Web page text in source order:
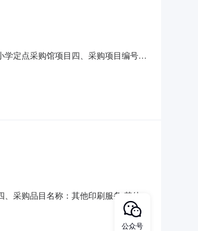
定点采购馆项目四、采购项目编号：
系电话：1898511721
采购品目名称：其他印刷服务,其他印
方式：9八、备案时间：2026-08-
公众号